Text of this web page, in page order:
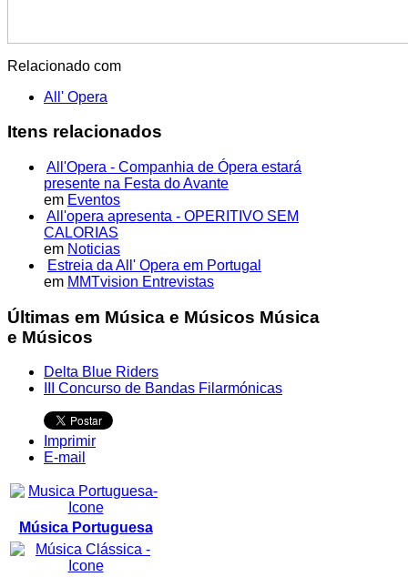
Relacionado com
All' Opera
Itens relacionados
All'Opera - Companhia de Ópera estará
presente na Festa do Avante
em Eventos
All'opera apresenta - OPERITIVO SEM
CALORIAS
em Noticias
Estreia da All' Opera em Portugal
em MMTvision Entrevistas
Últimas em Música e Músicos Música
e Músicos
Delta Blue Riders
III Concurso de Bandas Filarmónicas
Imprimir
E-mail
Música Portuguesa